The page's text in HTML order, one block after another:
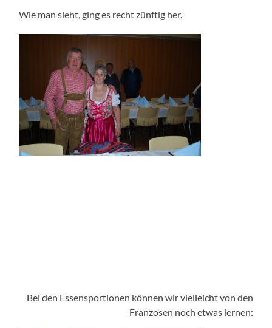
Wie man sieht, ging es recht zünftig her.
Bei den Essensportionen können wir vielleicht von den
Franzosen noch etwas lernen: